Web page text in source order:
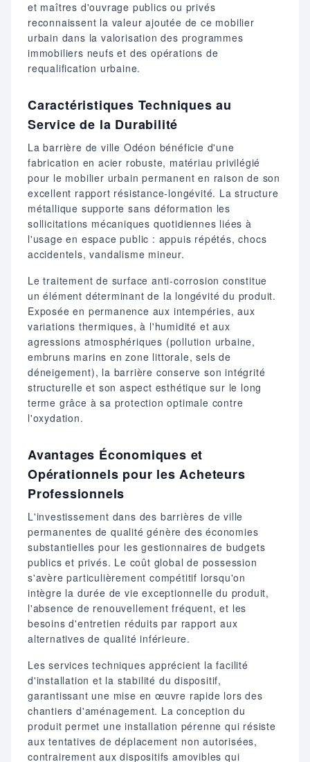
et maîtres d'ouvrage publics ou privés
reconnaissent la valeur ajoutée de ce mobilier
urbain dans la valorisation des programmes
immobiliers neufs et des opérations de
requalification urbaine.
Caractéristiques Techniques au
Service de la Durabilité
La barrière de ville Odéon bénéficie d'une
fabrication en acier robuste, matériau privilégié
pour le mobilier urbain permanent en raison de son
excellent rapport résistance-longévité. La structure
métallique supporte sans déformation les
sollicitations mécaniques quotidiennes liées à
l'usage en espace public : appuis répétés, chocs
accidentels, vandalisme mineur.
Le traitement de surface anti-corrosion constitue
un élément déterminant de la longévité du produit.
Exposée en permanence aux intempéries, aux
variations thermiques, à l'humidité et aux
agressions atmosphériques (pollution urbaine,
embruns marins en zone littorale, sels de
déneigement), la barrière conserve son intégrité
structurelle et son aspect esthétique sur le long
terme grâce à sa protection optimale contre
l'oxydation.
Avantages Économiques et
Opérationnels pour les Acheteurs
Professionnels
L'investissement dans des barrières de ville
permanentes de qualité génère des économies
substantielles pour les gestionnaires de budgets
publics et privés. Le coût global de possession
s'avère particulièrement compétitif lorsqu'on
intègre la durée de vie exceptionnelle du produit,
l'absence de renouvellement fréquent, et les
besoins d'entretien réduits par rapport aux
alternatives de qualité inférieure.
Les services techniques apprécient la facilité
d'installation et la stabilité du dispositif,
garantissant une mise en œuvre rapide lors des
chantiers d'aménagement. La conception du
produit permet une installation pérenne qui résiste
aux tentatives de déplacement non autorisées,
contrairement aux dispositifs amovibles qui